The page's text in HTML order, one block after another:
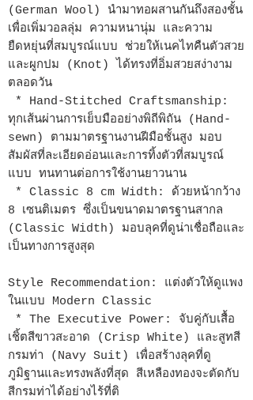
(German Wool) นำมาทอผสานกันถึงสองชั้น
เพื่อเพิ่มวอลลุ่ม ความหนานุ่ม และความ
ยืดหยุ่นที่สมบูรณ์แบบ ช่วยให้เนคไทคืนตัวสวย
และผูกปม (Knot) ได้ทรงที่อิ่มสวยสง่างาม
ตลอดวัน
* Hand-Stitched Craftsmanship:
ทุกเส้นผ่านการเย็บมืออย่างพิถีพิถัน (Hand-
sewn) ตามมาตรฐานงานฝีมือชั้นสูง มอบ
สัมผัสที่ละเอียดอ่อนและการทิ้งตัวที่สมบูรณ์
แบบ ทนทานต่อการใช้งานยาวนาน
* Classic 8 cm Width: ด้วยหน้ากว้าง
8 เซนติเมตร ซึ่งเป็นขนาดมาตรฐานสากล
(Classic Width) มอบลุคที่ดูน่าเชื่อถือและ
เป็นทางการสูงสุด
Style Recommendation: แต่งตัวให้ดูแพง
ในแบบ Modern Classic
* The Executive Power: จับคู่กับเสื้อ
เชิ้ตสีขาวสะอาด (Crisp White) และสูทสี
กรมท่า (Navy Suit) เพื่อสร้างลุคที่ดู
ภูมิฐานและทรงพลังที่สุด สีเหลืองทองจะตัดกับ
สีกรมท่าได้อย่างไร้ที่ติ